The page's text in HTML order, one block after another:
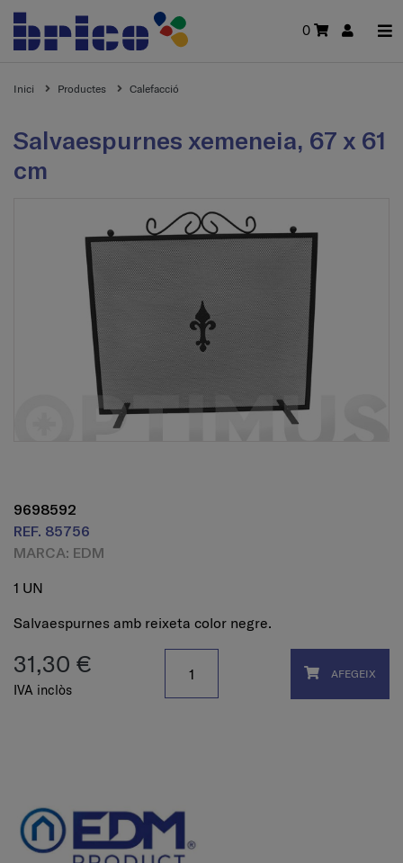
0
Inici Productes Calefacció
Salvaespurnes xemeneia, 67 x 61
cm
9698592
REF. 85756
MARCA: EDM
1 UN
Salvaespurnes amb reixeta color negre.
31,30 €
IVA inclòs
AFEGEIX